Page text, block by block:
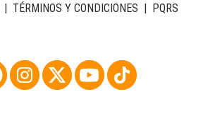
| TÉRMINOS Y CONDICIONES | PQRS